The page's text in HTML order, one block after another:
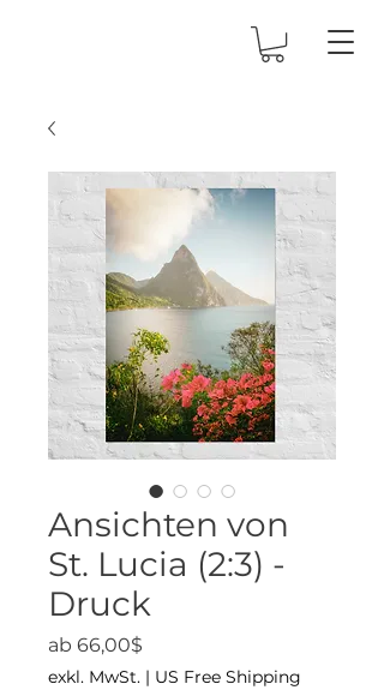
Ansichten von
St. Lucia (2:3) -
Druck
ab 66,00$
exkl. MwSt. | US Free Shipping